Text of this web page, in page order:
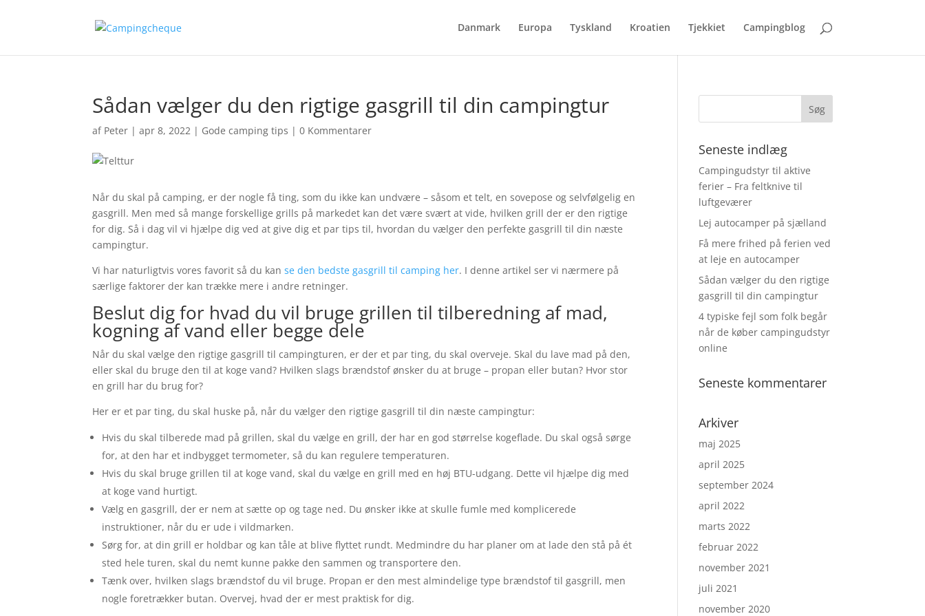
Danmark Europa Tyskland Kroatien Tjekkiet Campingblog
Sådan vælger du den rigtige gasgrill til din campingtur
af Peter |apr 8, 2022 | Gode camping tips |0 Kommentarer
Når du skal på camping, er der nogle få ting, som du ikke kan undvære – såsom et telt, en sovepose og selvfølgelig en
gasgrill. Men med så mange forskellige grills på markedet kan det være svært at vide, hvilken grill der er den rigtige
for dig. Så i dag vil vi hjælpe dig ved at give dig et par tips til, hvordan du vælger den perfekte gasgrill til din næste
campingtur.
Vi har naturligtvis vores favorit så du kanse den bedste gasgrill til camping her. I denne artikel ser vi nærmere på
særlige faktorer der kan trække mere i andre retninger.
Beslut dig for hvad du vil bruge grillen til tilberedning af mad,
kogning af vand eller begge dele
Når du skal vælge den rigtige gasgrill til campingturen, er der et par ting, du skal overveje. Skal du lave mad på den,
eller skal du bruge den til at koge vand? Hvilken slags brændstof ønsker du at bruge – propan eller butan? Hvor stor
en grill har du brug for?
Her er et par ting, du skal huske på, når du vælger den rigtige gasgrill til din næste campingtur:
Hvis du skal tilberede mad på grillen, skal du vælge en grill, der har en god størrelse kogeflade. Du skal også sørge
for, at den har et indbygget termometer, så du kan regulere temperaturen.
Hvis du skal bruge grillen til at koge vand, skal du vælge en grill med en høj BTU-udgang. Dette vil hjælpe dig med
at koge vand hurtigt.
Vælg en gasgrill, der er nem at sætte op og tage ned. Du ønsker ikke at skulle fumle med komplicerede
instruktioner, når du er ude i vildmarken.
Sørg for, at din grill er holdbar og kan tåle at blive flyttet rundt. Medmindre du har planer om at lade den stå på ét
sted hele turen, skal du nemt kunne pakke den sammen og transportere den.
Tænk over, hvilken slags brændstof du vil bruge. Propan er den mest almindelige type brændstof til gasgrill, men
nogle foretrækker butan. Overvej, hvad der er mest praktisk for dig.
Seneste indlæg
Campingudstyr til aktive
ferier – Fra feltknive til
luftgeværer
Lej autocamper på sjælland
Få mere frihed på ferien ved
at leje en autocamper
Sådan vælger du den rigtige
gasgrill til din campingtur
4 typiske fejl som folk begår
når de køber campingudstyr
online
Seneste kommentarer
Arkiver
maj 2025
april 2025
september 2024
april 2022
marts 2022
februar 2022
november 2021
juli 2021
november 2020